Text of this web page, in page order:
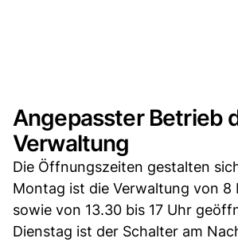
Angepasster Betrieb
Verwaltung
Die Öffnungszeiten gestalten
Montag ist die Verwaltung von 8
sowie von 13.30 bis 17 Uhr
Dienstag ist der Schalter am